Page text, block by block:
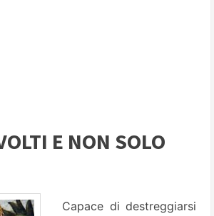
E NON SOLO
Capace di destreggiarsi